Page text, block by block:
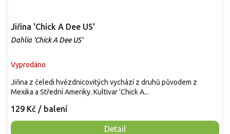
Jiřina 'Chick A Dee US'
Dahlia 'Chick A Dee US'
Vyprodáno
129 Kč / balení
Detail
Jiřina z čeledi hvězdnicovitých vychází z druhů původem z
Mexika a Střední Ameriky. Kultivar 'Chick A...